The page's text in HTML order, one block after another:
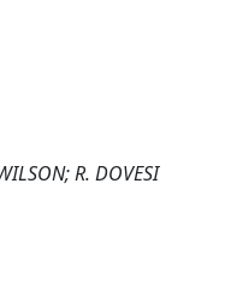
R. DOVESI